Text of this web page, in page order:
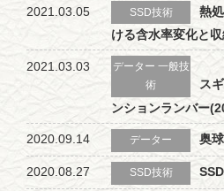
2021.03.05 SSD技術
熱
ける含水率変化と
2021.03.03
データー 一般技
術
ス
ンションランバー
2020.09.14 データー 奥
2020.08.27 SSD技術